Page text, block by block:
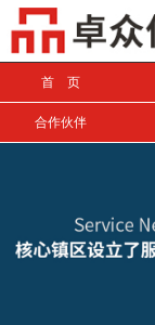
首 页
合作伙伴